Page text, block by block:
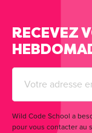
RECEVEZ
Wild Code School a
pour vous contacter au